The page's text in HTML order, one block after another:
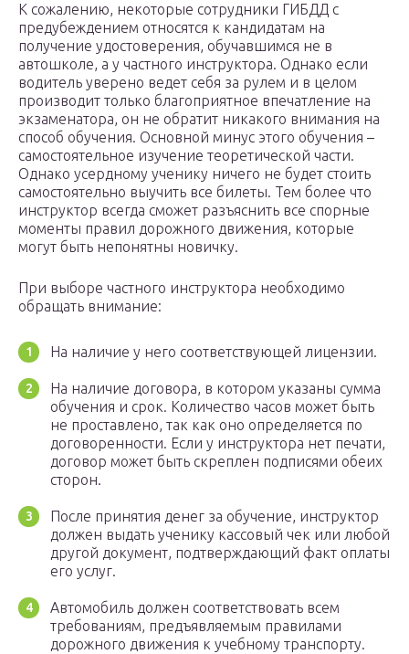
К сожалению, некоторые сотрудники ГИБДД с
предубеждением относятся к кандидатам на
получение удостоверения, обучавшимся не в
автошколе, а у частного инструктора. Однако если
водитель уверено ведет себя за рулем и в целом
производит только благоприятное впечатление на
экзаменатора, он не обратит никакого внимания на
способ обучения. Основной минус этого обучения –
самостоятельное изучение теоретической части.
Однако усердному ученику ничего не будет стоить
самостоятельно выучить все билеты. Тем более что
инструктор всегда сможет разъяснить все спорные
моменты правил дорожного движения, которые
могут быть непонятны новичку.
При выборе частного инструктора необходимо
обращать внимание:
На наличие у него соответствующей лицензии.
На наличие договора, в котором указаны сумма
обучения и срок. Количество часов может быть
не проставлено, так как оно определяется по
договоренности. Если у инструктора нет печати,
договор может быть скреплен подписями обеих
сторон.
После принятия денег за обучение, инструктор
должен выдать ученику кассовый чек или любой
другой документ, подтверждающий факт оплаты
его услуг.
Автомобиль должен соответствовать всем
требованиям, предъявляемым правилами
дорожного движения к учебному транспорту.